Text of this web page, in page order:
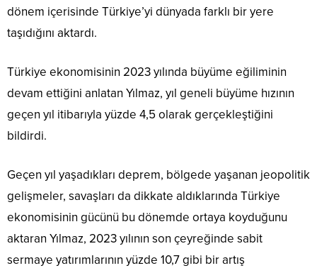
dönem içerisinde Türkiye’yi dünyada farklı bir yere
taşıdığını aktardı.
Türkiye ekonomisinin 2023 yılında büyüme eğiliminin
devam ettiğini anlatan Yılmaz, yıl geneli büyüme hızının
geçen yıl itibarıyla yüzde 4,5 olarak gerçekleştiğini
bildirdi.
Geçen yıl yaşadıkları deprem, bölgede yaşanan jeopolitik
gelişmeler, savaşları da dikkate aldıklarında Türkiye
ekonomisinin gücünü bu dönemde ortaya koyduğunu
aktaran Yılmaz, 2023 yılının son çeyreğinde sabit
sermaye yatırımlarının yüzde 10,7 gibi bir artış